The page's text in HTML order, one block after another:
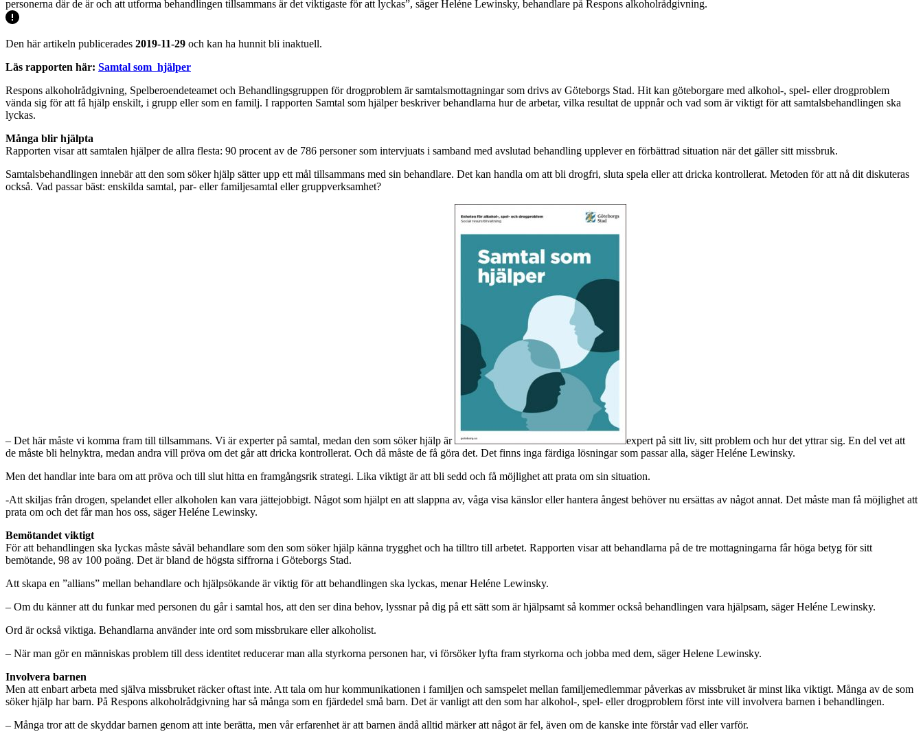
personerna där de är och att utforma behandlingen tillsammans är det viktigaste för att lyckas”, säger Heléne Lewinsky, behandlare på Respons alkoholrådgivning.
Den här artikeln publicerades 2019-11-29 och kan ha hunnit bli inaktuell.
Läs rapporten här: Samtal som hjälper
Respons alkoholrådgivning, Spelberoendeteamet och Behandlingsgruppen för drogproblem är samtalsmottagningar som drivs av Göteborgs Stad. Hit kan göteborgare med alkohol-, spel- eller drogproblem
vända sig för att få hjälp enskilt, i grupp eller som en familj. I rapporten Samtal som hjälper beskriver behandlarna hur de arbetar, vilka resultat de uppnår och vad som är viktigt för att samtalsbehandlingen ska
lyckas.
Många blir hjälpta
Rapporten visar att samtalen hjälper de allra flesta: 90 procent av de 786 personer som intervjuats i samband med avslutad behandling upplever en förbättrad situation när det gäller sitt missbruk.
Samtalsbehandlingen innebär att den som söker hjälp sätter upp ett mål tillsammans med sin behandlare. Det kan handla om att bli drogfri, sluta spela eller att dricka kontrollerat. Metoden för att nå dit diskuteras
också. Vad passar bäst: enskilda samtal, par- eller familjesamtal eller gruppverksamhet?
– Det här måste vi komma fram till tillsammans. Vi är experter på samtal, medan den som söker hjälp är
expert på sitt liv, sitt problem och hur det yttrar sig. En del vet att
de måste bli helnyktra, medan andra vill pröva om det går att dricka kontrollerat. Och då måste de få göra det. Det finns inga färdiga lösningar som passar alla, säger Heléne Lewinsky.
Men det handlar inte bara om att pröva och till slut hitta en framgångsrik strategi. Lika viktigt är att bli sedd och få möjlighet att prata om sin situation.
-Att skiljas från drogen, spelandet eller alkoholen kan vara jättejobbigt. Något som hjälpt en att slappna av, våga visa känslor eller hantera ångest behöver nu ersättas av något annat. Det måste man få möjlighet att
prata om och det får man hos oss, säger Heléne Lewinsky.
Bemötandet viktigt
För att behandlingen ska lyckas måste såväl behandlare som den som söker hjälp känna trygghet och ha tilltro till arbetet. Rapporten visar att behandlarna på de tre mottagningarna får höga betyg för sitt
bemötande, 98 av 100 poäng. Det är bland de högsta siffrorna i Göteborgs Stad.
Att skapa en ”allians” mellan behandlare och hjälpsökande är viktig för att behandlingen ska lyckas, menar Heléne Lewinsky.
– Om du känner att du funkar med personen du går i samtal hos, att den ser dina behov, lyssnar på dig på ett sätt som är hjälpsamt så kommer också behandlingen vara hjälpsam, säger Heléne Lewinsky.
Ord är också viktiga. Behandlarna använder inte ord som missbrukare eller alkoholist.
– När man gör en människas problem till dess identitet reducerar man alla styrkorna personen har, vi försöker lyfta fram styrkorna och jobba med dem, säger Helene Lewinsky.
Involvera barnen
Men att enbart arbeta med själva missbruket räcker oftast inte. Att tala om hur kommunikationen i familjen och samspelet mellan familjemedlemmar påverkas av missbruket är minst lika viktigt. Många av de som
söker hjälp har barn. På Respons alkoholrådgivning har så många som en fjärdedel små barn. Det är vanligt att den som har alkohol-, spel- eller drogproblem först inte vill involvera barnen i behandlingen.
– Många tror att de skyddar barnen genom att inte berätta, men vår erfarenhet är att barnen ändå alltid märker att något är fel, även om de kanske inte förstår vad eller varför.